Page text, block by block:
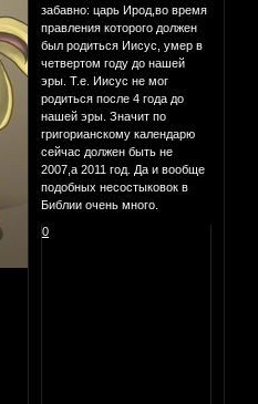
забавно: царь Ирод,во время
правления которого должен
был родиться Иисус, умер в
четвертом году до нашей
эры. Т.е. Иисус не мог
родиться после 4 года до
нашей эры. Значит по
григорианскому календарю
сейчас должен быть не
2007,а 2011 год. Да и вообще
подобных несостыковок в
Библии очень много.
0